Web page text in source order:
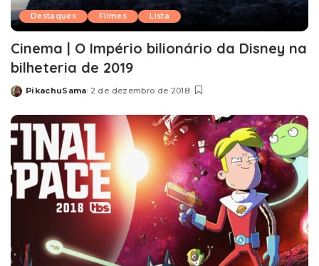
Destaques Filmes Lista
Cinema | O Império bilionário da Disney na
bilheteria de 2019
Posted
PikachuSama 2 de dezembro de 2018